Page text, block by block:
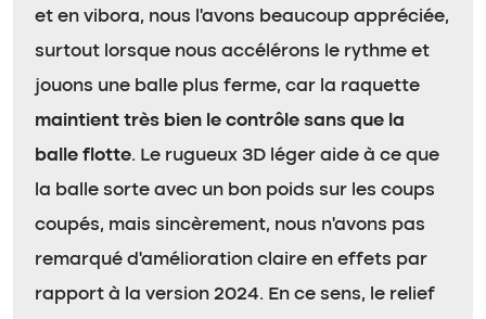
et en vibora, nous l’avons beaucoup appréciée,
surtout lorsque nous accélérons le rythme et
jouons une balle plus ferme, car la raquette
maintient très bien le contrôle sans que la
balle flotte. Le rugueux 3D léger aide à ce que
la balle sorte avec un bon poids sur les coups
coupés, mais sincèrement, nous n’avons pas
remarqué d’amélioration claire en effets par
rapport à la version 2024. En ce sens, le relief